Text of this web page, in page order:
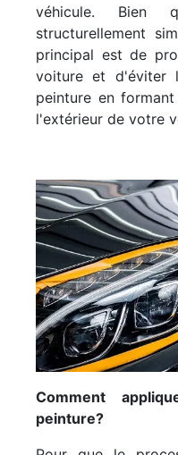
véhicule. Bien
structurellement
principal est de
voiture et d'éviter
peinture en
l'extérieur de votre
Comment
peinture?